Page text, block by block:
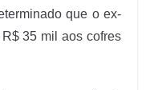
que o ex-
35 mil aos cofres